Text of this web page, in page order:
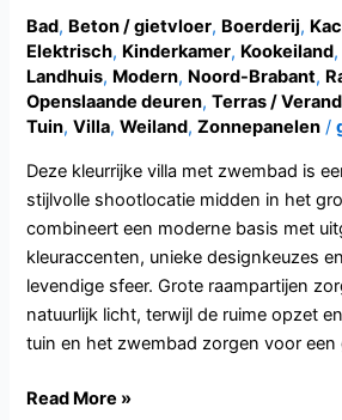
Bad, Beton / gietvloer, Boerderij,
Elektrisch, Kinderkamer, Kookeiland,
Landhuis, Modern, Noord-Brabant,
Openslaande deuren,Terras /
Tuin,Villa,Weiland,Zonnepanelen /
Deze kleurrijke villa met zwembad is
stijlvolle shootlocatie midden in het
combineert een moderne basis met
kleuraccenten, unieke designkeuzes
levendige sfeer. Grote raampartijen
natuurlijk licht, terwijl de ruime opzet
tuin en het zwembad zorgen voor een
Read More »